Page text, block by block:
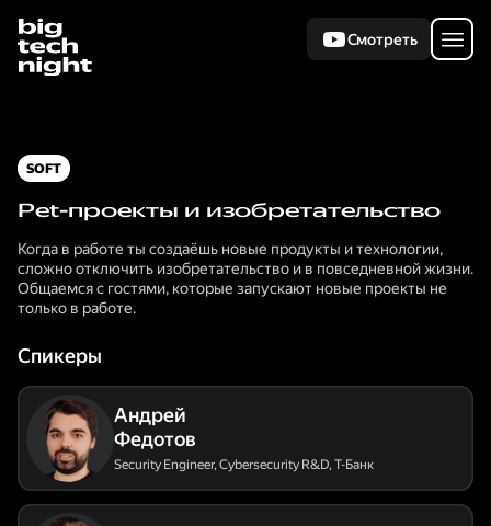
Смотреть
SOFT
Pet-проекты и изобретательство
Когда в работе ты создаёшь новые продукты и технологии,
сложно отключить изобретательство и в повседневной жизни.
Общаемся с гостями, которые запускают новые проекты не
только в работе.
Спикеры
Андрей
Федотов
Security Engineer, Cybersecurity R&D,Т-Банк